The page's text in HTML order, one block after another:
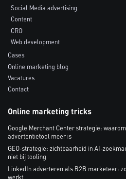
Social Media advertising
Content
CRO
Web development
Cases
Online marketing blog
Vacatures
Contact
Online marketing tricks
Google Merchant Center strategie:
advertentietool meer is
GEO-strategie: zichtbaarheid in AI-
niet bij tooling
LinkedIn adverteren als B2B marketeer:
werkt